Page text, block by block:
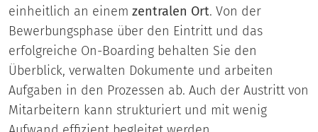
einheitlich an einem zentralen Ort. Von der
Bewerbungsphase über den Eintritt und das
erfolgreiche On-Boarding behalten Sie den
Überblick, verwalten Dokumente und arbeiten
Aufgaben in den Prozessen ab. Auch der Austritt von
Mitarbeitern kann strukturiert und mit wenig